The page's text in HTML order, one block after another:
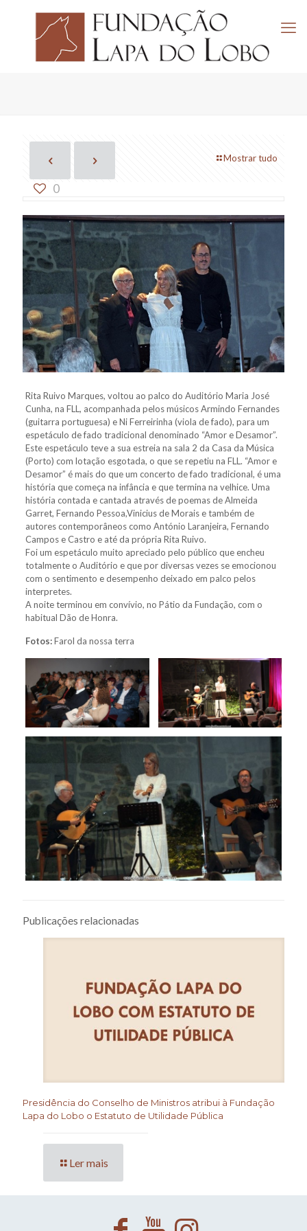
Mostrar tudo
0
Rita Ruivo Marques, voltou ao palco do Auditório Maria José
Cunha, na FLL, acompanhada pelos músicos Armindo Fernandes
(guitarra portuguesa) e Ni Ferreirinha (viola de fado), para um
espetáculo de fado tradicional denominado “Amor e Desamor”.
Este espetáculo teve a sua estreia na sala 2 da Casa da Música
(Porto) com lotação esgotada, o que se repetiu na FLL. “Amor e
Desamor” é mais do que um concerto de fado tradicional, é uma
história que começa na infância e que termina na velhice. Uma
história contada e cantada através de poemas de Almeida
Garret, Fernando Pessoa,Vinicius de Morais e também de
autores contemporâneos como António Laranjeira, Fernando
Campos e Castro e até da própria Rita Ruivo.
Foi um espetáculo muito apreciado pelo público que encheu
totalmente o Auditório e que por diversas vezes se emocionou
com o sentimento e desempenho deixado em palco pelos
interpretes.
A noite terminou em convívio, no Pátio da Fundação, com o
habitual Dão de Honra.
Fotos:Farol da nossa terra
Publicações relacionadas
Presidência do Conselho de Ministros atribui à Fundação
Lapa do Lobo o Estatuto de Utilidade Pública
Ler mais